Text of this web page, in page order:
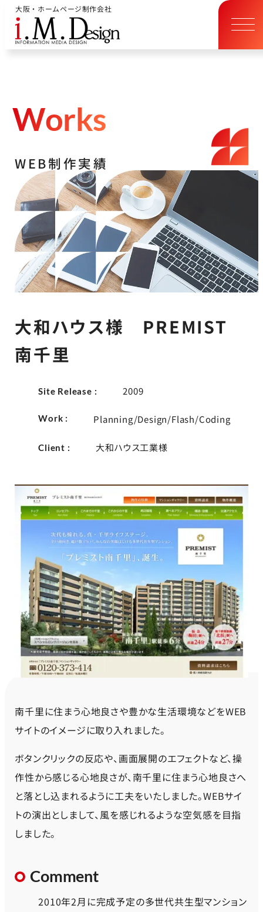
大阪・ホームページ制作会社
Works
WEB制作実績
大和ハウス様 PREMIST
南千里
Site Release : 2009
Work : Planning/Design/Flash/Coding
Client : 大和ハウス工業様
南千里に住まう心地良さや豊かな生活環境などをWEB
サイトのイメージに取り入れました。
ボタンクリックの反応や、画面展開のエフェクトなど、操
作性から感じる心地良さが、南千里に住まう心地良さへ
と落とし込まれるように工夫をいたしました。WEBサイ
トの演出としまして、風を感じれるような空気感を目指
しました。
Comment
2010年2月に完成予定の多世代共生型マンション